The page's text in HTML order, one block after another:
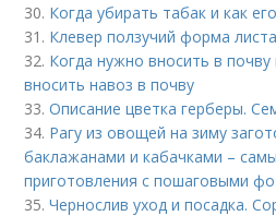
30. Когда убирать табак и как
31. Клевер ползучий форма
32. Когда нужно вносить в
вносить навоз в почву
33.Описание цветка герберы.
34. Рагу из овощей на зиму
баклажанами и кабачками –
приготовления с пошаговыми
35.Чернослив уход и посадка.